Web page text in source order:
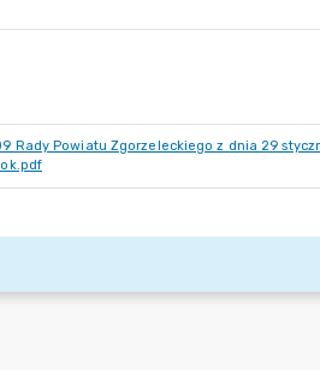
Rady Powiatu Zgorzeleckiego z dnia 29